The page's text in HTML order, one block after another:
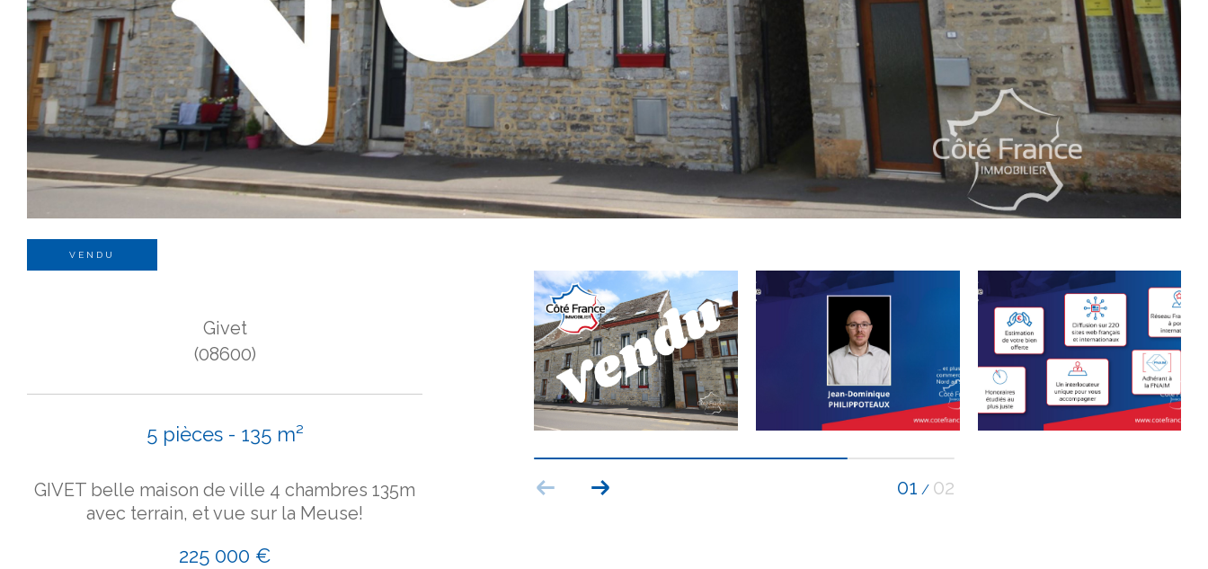
VENDU
01 / 02
Givet
(08600)
5 pièces - 135 m²
GIVET belle maison de ville 4 chambres 135m
avec terrain, et vue sur la Meuse!
225 000 €